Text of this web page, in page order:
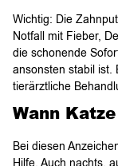
Wichtig: Die
Notfall mit Fieber,
die schonende
ansonsten stabil ist.
tierärztliche
Wann
Bei diesen
Hilfe. Auch nachts,